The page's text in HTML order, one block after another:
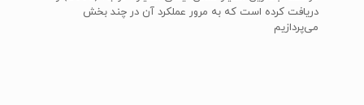
دریافت کرده است که به مرور عملکرد آن در چند بخش
می‌پردازیم